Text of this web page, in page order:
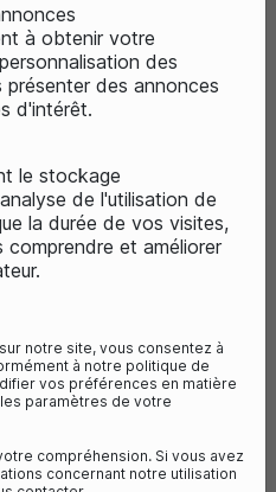
à obtenir votre
des
des annonces
d'intérêt.
le stockage
de l'utilisation de
la durée de vos visites,
comprendre et améliorer
notre site, vous consentez à
à notre politique de
vos préférences en matière
paramètres de votre
compréhension. Si vous avez
concernant notre utilisation
DISCOVER
CASQUE :